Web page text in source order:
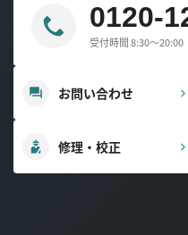
0120-
受付時間 8:30～20:00
お問い合わせ
修理・校正